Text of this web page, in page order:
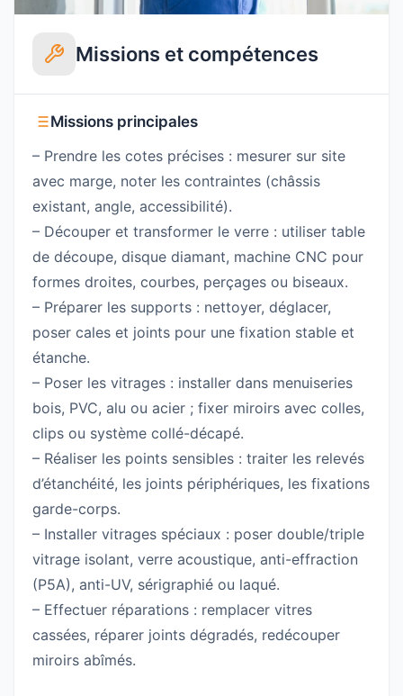
Missions et compétences
Missions principales
– Prendre les cotes précises : mesurer sur site
avec marge, noter les contraintes (châssis
existant, angle, accessibilité).
– Découper et transformer le verre : utiliser table
de découpe, disque diamant, machine CNC pour
formes droites, courbes, perçages ou biseaux.
– Préparer les supports : nettoyer, déglacer,
poser cales et joints pour une fixation stable et
étanche.
– Poser les vitrages : installer dans menuiseries
bois, PVC, alu ou acier ; fixer miroirs avec colles,
clips ou système collé-décapé.
– Réaliser les points sensibles : traiter les relevés
d’étanchéité, les joints périphériques, les fixations
garde-corps.
– Installer vitrages spéciaux : poser double/triple
vitrage isolant, verre acoustique, anti-effraction
(P5A), anti-UV, sérigraphié ou laqué.
– Effectuer réparations : remplacer vitres
cassées, réparer joints dégradés, redécouper
miroirs abîmés.